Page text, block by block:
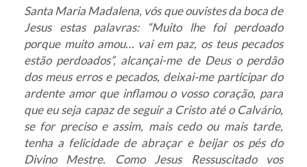
Santa Maria Madalena, vós que ouvistes da boca de
Jesus estas palavras: “Muito lhe foi perdoado
porque muito amou… vai em paz, os teus pecados
estão perdoados”, alcançai-me de Deus o perdão
dos meus erros e pecados, deixai-me participar do
ardente amor que inflamou o vosso coração, para
que eu seja capaz de seguir a Cristo até o Calvário,
se for preciso e assim, mais cedo ou mais tarde,
tenha a felicidade de abraçar e beijar os pés do
Divino Mestre. Como Jesus Ressuscitado vos